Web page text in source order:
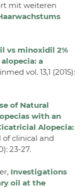
mit weiteren
vs minoxidil 2%
a
vol. 13,1 (2015):
of Natural
with an
Alopecia:
of clinical and
23-27.
Investigations
oil at the